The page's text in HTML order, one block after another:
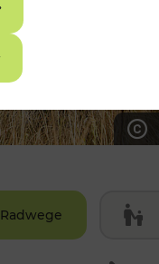
Radwege